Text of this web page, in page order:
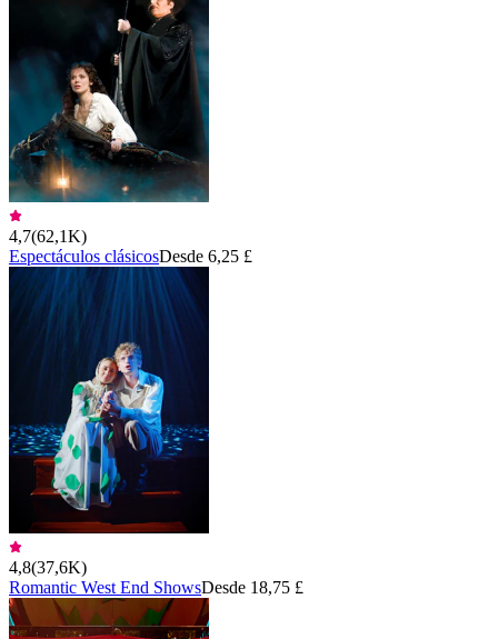
4,7(62,1K)
Espectáculos clásicosDesde 6,25 £
4,8(37,6K)
Romantic West End ShowsDesde 18,75 £